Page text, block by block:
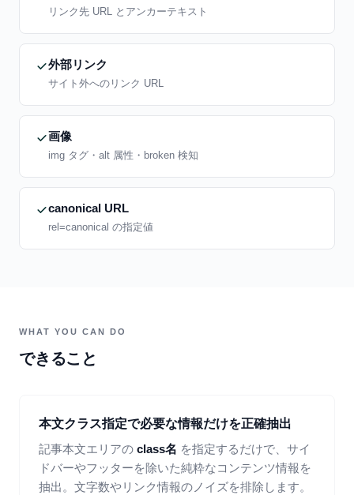
リンク先 URL とアンカーテキスト
外部リンク
サイト外へのリンク URL
画像
img タグ・alt 属性・broken 検知
canonical URL
rel=canonical の指定値
WHAT YOU CAN DO
できること
本文クラス指定で必要な情報だけを正確抽出
記事本文エリアの class名 を指定するだけで、サイ
ドバーやフッターを除いた純粋なコンテンツ情報を
抽出。文字数やリンク情報のノイズを排除します。